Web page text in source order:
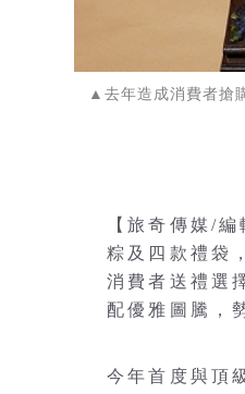
▲去年造成消費者搶
【旅奇傳媒/
粽及四款禮袋
消費者送禮選
配優雅圖騰，
今年首度與頂